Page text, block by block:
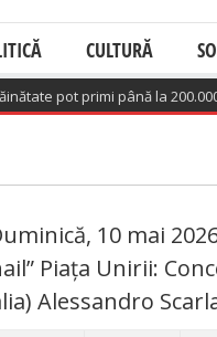
CULTURĂ
pot primi până la 200.000
10 mai
Piața Unirii:
Alessandro